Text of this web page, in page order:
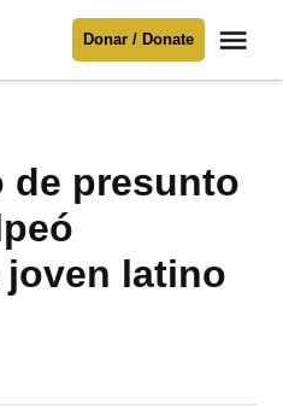
necesitamos
Donar / Donate
de presunto
joven latino